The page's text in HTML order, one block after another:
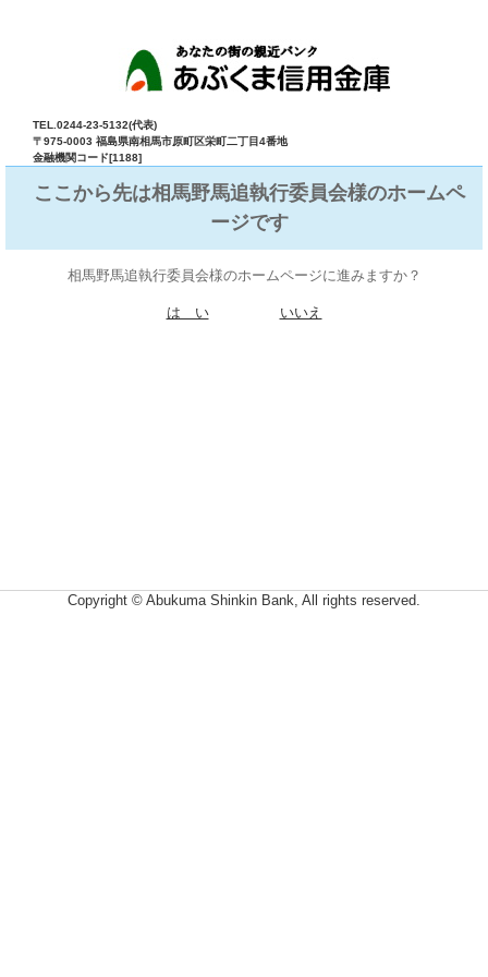
TEL.0244-23-5132(代表)
〒975-0003 福島県南相馬市原町区栄町二丁目4番地
金融機関コード[1188]
ここから先は相馬野馬追執行委員会様のホームペ
ージです
相馬野馬追執行委員会様のホームページに進みますか？
は い いいえ
Copyright © Abukuma Shinkin Bank, All rights reserved.